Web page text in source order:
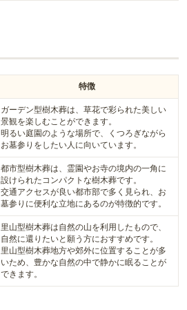
特徴
ガーデン型樹木葬は、草花で彩られた美しい
景観を楽しむことができます。
明るい庭園のような場所で、くつろぎながら
お墓参りをしたい人に向いています。
都市型樹木葬は、霊園やお寺の境内の一角に
設けられたコンパクトな樹木葬です。
交通アクセスが良い都市部で多く見られ、お
墓参りに便利な立地にあるのが特徴的です。
里山型樹木葬は自然の山を利用したもので、
自然に還りたいと願う方におすすめです。
里山型樹木葬地方や郊外に位置することが多
いため、豊かな自然の中で静かに眠ることが
できます。